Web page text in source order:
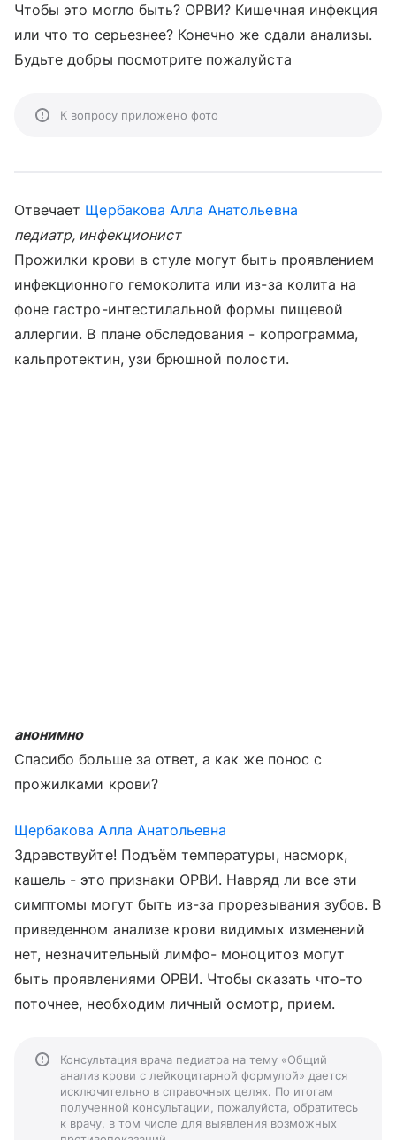
Чтобы это могло быть? ОРВИ? Кишечная инфекция
или что то серьезнее? Конечно же сдали анализы.
Будьте добры посмотрите пожалуйста
К вопросу приложено фото
Отвечает Щербакова Алла Анатольевна
педиатр, инфекционист
Прожилки крови в стуле могут быть проявлением
инфекционного гемоколита или из-за колита на
фоне гастро-интестилальной формы пищевой
аллергии. В плане обследования - копрограмма,
кальпротектин, узи брюшной полости.
анонимно
Спасибо больше за ответ, а как же понос с
прожилками крови?
Щербакова Алла Анатольевна
Здравствуйте! Подъём температуры, насморк,
кашель - это признаки ОРВИ. Навряд ли все эти
симптомы могут быть из-за прорезывания зубов. В
приведенном анализе крови видимых изменений
нет, незначительный лимфо- моноцитоз могут
быть проявлениями ОРВИ. Чтобы сказать что-то
поточнее, необходим личный осмотр, прием.
Консультация врача педиатра на тему «Общий
анализ крови с лейкоцитарной формулой» дается
исключительно в справочных целях. По итогам
полученной консультации, пожалуйста, обратитесь
к врачу, в том числе для выявления возможных